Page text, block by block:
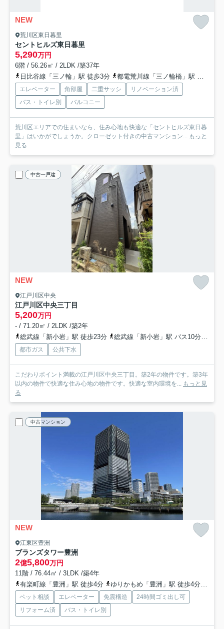
NEW
荒川区東日暮里
セントヒルズ東日暮里
5,290万円
6階 / 56.26㎡ / 2LDK /築37年
日比谷線「三ノ輪」駅 徒歩3分
都電荒川線「三ノ輪橋」駅 徒歩3分
エレベーター 角部屋 二重サッシ
リノベーション済
バス・トイレ別
バルコニー
荒川区エリアでの住まいなら、住み心地も快適な「セントヒルズ東日暮
里」はいかがでしょうか。クローゼット付きの中古マンション... もっと
見る
中古一戸建
NEW
江戸川区中央
江戸川区中央三丁目
5,200万円
- / 71.20㎡ / 2LDK /築2年
総武線「新小岩」駅 徒歩23分
総武線「新小岩」駅 バス10分 都営バス「中央三丁目（東京都）」 停歩2分
都市ガス 公共下水
こだわりポイント満載の江戸川区中央三丁目。築2年の物件です。築3年
以内の物件で快適な住み心地の物件です。快適な室内環境を... もっと見
る
中古マンション
NEW
江東区豊洲
ブランズタワー豊洲
2億5,800万円
11階 / 76.44㎡ / 3LDK /築4年
有楽町線「豊洲」駅 徒歩4分
ゆりかもめ「豊洲」駅 徒歩4分
ペット相談 エレベーター 免震構造
24時間ゴミ出し可
リフォーム済
バス・トイレ別